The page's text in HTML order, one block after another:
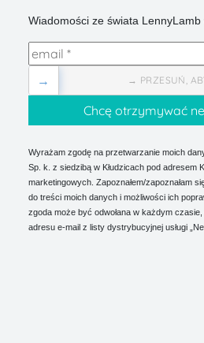
Wiadomości ze świata
→ PRZESUŃ,
→
Wyrażam zgodę na przetwarzanie moich
Sp. k. z siedzibą w Kłudzicach pod adresem
marketingowych. Zapoznałem/zapoznałam
do treści moich danych i możliwości ich
zgoda może być odwołana w każdym
adresu e-mail z listy dystrybucyjnej usługi